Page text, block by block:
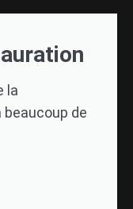
la
beaucoup de